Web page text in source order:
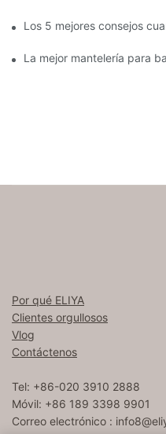
Los 5 mejores consejos
La mejor mantelería para
Por qué ELIYA
Clientes orgullosos
Vlog
Contáctenos
Tel: +86-020 3910 2888
Móvil: +86 189 3398 9901
Correo electrónico :